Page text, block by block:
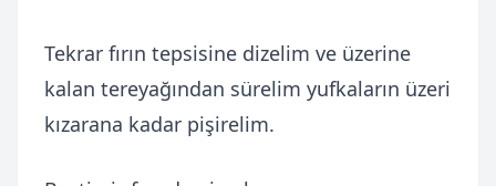
Tekrar fırın tepsisine dizelim ve üzerine
kalan tereyağından sürelim yufkaların üzeri
kızarana kadar pişirelim.